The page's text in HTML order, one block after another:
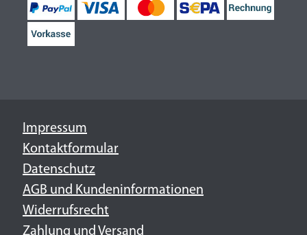
Impressum
Kontaktformular
Datenschutz
AGB und Kundeninformationen
Widerrufsrecht
Zahlung und Versand